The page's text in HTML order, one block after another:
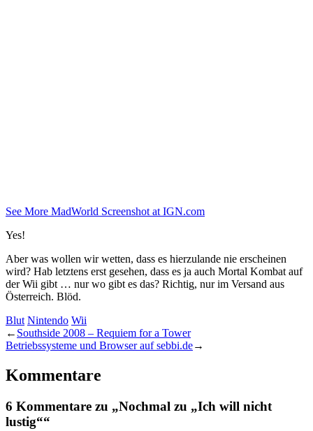
See More MadWorld Screenshot at IGN.com
Yes!
Aber was wollen wir wetten, dass es hierzulande nie erscheinen
wird? Hab letztens erst gesehen, dass es ja auch Mortal Kombat auf
der Wii gibt … nur wo gibt es das? Richtig, nur im Versand aus
Österreich. Blöd.
Blut Nintendo Wii
← Southside 2008 – Requiem for a Tower
Betriebssysteme und Browser auf sebbi.de→
Kommentare
6 Kommentare zu „Nochmal zu „Ich will nicht
lustig““